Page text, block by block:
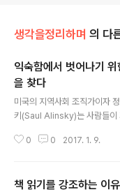
생각을정리하며 의 다
익숙함에서 벗어나기
을 찾다
미국의 지역사회 조직가이자
키(Saul Alinsky)는 사람들이
씩 달라지겠지만 여기서 언급
스키의 말은 대부분의 사람들
0 0 2017. 1. 9.
책 읽기를 강조하는 이